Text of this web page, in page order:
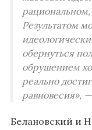
Результатом
обернуться
обрушением
реально
равновесия»,
Белановский и